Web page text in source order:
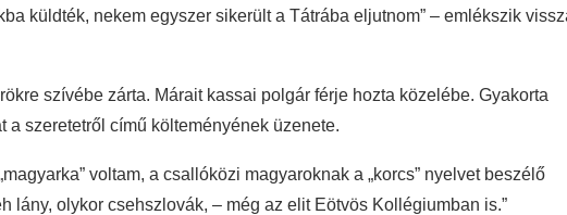
küldték, nekem egyszer sikerült a Tátrába eljutnom” – emlékszik
szívébe zárta. Márait kassai polgár férje hozta közelébe. Gyakorta
a szeretetről című költeményének üzenete.
voltam, a csallóközi magyaroknak a „korcs” nyelvet beszélő
lány, olykor csehszlovák, – még az elit Eötvös Kollégiumban is.”